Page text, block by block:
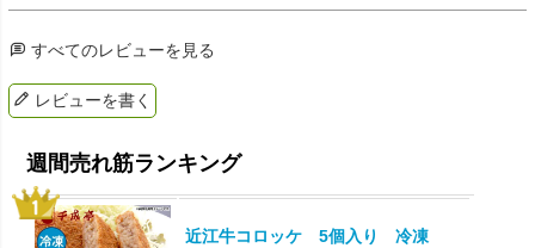
すべてのレビューを見る
レビューを書く
近江牛コロッケ 5個入り 冷凍